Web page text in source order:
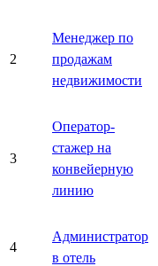
2
Менеджер по
продажам
недвижимости
3
Оператор-
стажер на
конвейерную
линию
4
Администратор
в отель